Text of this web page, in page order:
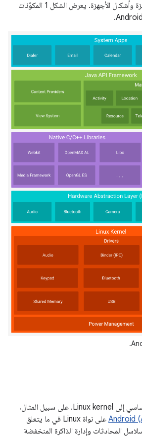
لمجموعة واسعة من الأجهزة وأشكال الأجهزة. يعرض الشكل 1 المكوّنات
يستند نظام Android الأساسي إلى Linux kernel. على سبيل المثال،
على نواة Linux في ما يتعلق
المحادثات وإدارة الذاكرة المنخفضة